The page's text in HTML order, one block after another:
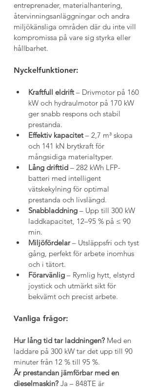
entreprenader, materialhantering,
återvinningsanläggningar och andra
miljökänsliga områden där du inte vill
kompromissa på vare sig styrka eller
hållbarhet.
Nyckelfunktioner:
Kraftfull eldrift – Drivmotor på 160
kW och hydraulmotor på 170 kW
ger snabb respons och stabil
prestanda.
Effektiv kapacitet – 2,7 m³ skopa
och 141 kN brytkraft för
mångsidiga materialtyper.
Lång drifttid – 282 kWh LFP-
batteri med intelligent
vätskekylning för optimal
prestanda och livslängd.
Snabbladdning – Upp till 300 kW
laddkapacitet, 12–95 % på ≤ 90
min.
Miljöfördelar – Utsläppsfri och tyst
gång, perfekt för arbete inomhus
och i tätort.
Förarvänlig – Rymlig hytt, elstyrd
joystick och utmärkt sikt för
bekvämt och precist arbete.
Vanliga frågor:
Hur lång tid tar laddningen? Med en
laddare på 300 kW tar det upp till 90
minuter från 12 % till 95 %.
Är prestandan jämförbar med en
dieselmaskin? Ja – 848TE är